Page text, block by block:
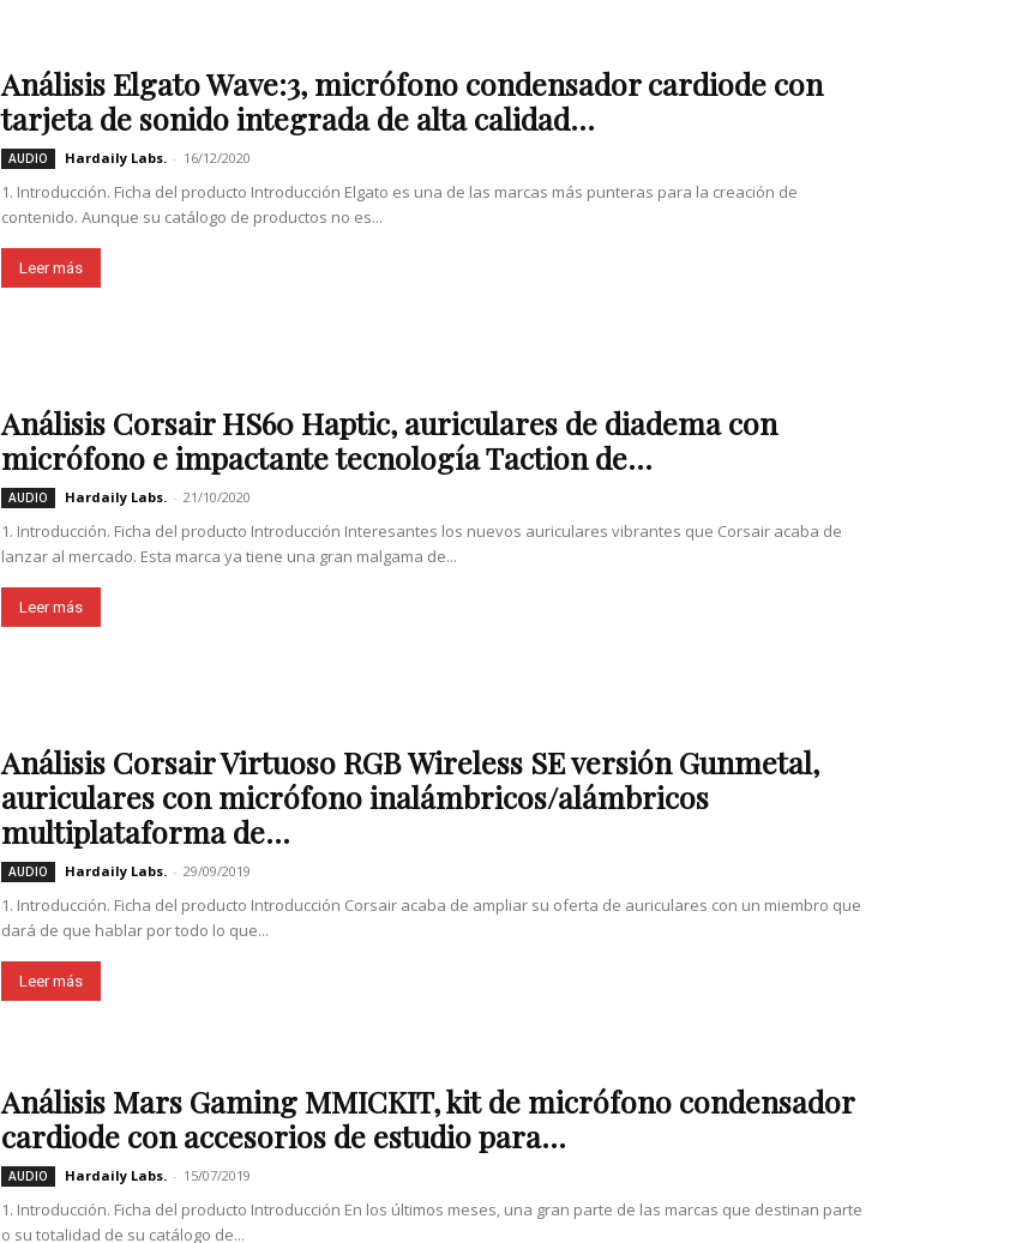
Análisis Elgato Wave:3, micrófono condensador cardiode con
tarjeta de sonido integrada de alta calidad...
AUDIO Hardaily Labs. - 16/12/2020
1. Introducción. Ficha del producto Introducción Elgato es una de las marcas más punteras para la creación de
contenido. Aunque su catálogo de productos no es...
Leer más
Análisis Corsair HS60 Haptic, auriculares de diadema con
micrófono e impactante tecnología Taction de...
AUDIO Hardaily Labs. - 21/10/2020
1. Introducción. Ficha del producto Introducción Interesantes los nuevos auriculares vibrantes que Corsair acaba de
lanzar al mercado. Esta marca ya tiene una gran malgama de...
Leer más
Análisis Corsair Virtuoso RGB Wireless SE versión Gunmetal,
auriculares con micrófono inalámbricos/alámbricos
multiplataforma de...
AUDIO Hardaily Labs. - 29/09/2019
1. Introducción. Ficha del producto Introducción Corsair acaba de ampliar su oferta de auriculares con un miembro que
dará de que hablar por todo lo que...
Leer más
Análisis Mars Gaming MMICKIT, kit de micrófono condensador
cardiode con accesorios de estudio para...
AUDIO Hardaily Labs. - 15/07/2019
1. Introducción. Ficha del producto Introducción En los últimos meses, una gran parte de las marcas que destinan parte
o su totalidad de su catálogo de...